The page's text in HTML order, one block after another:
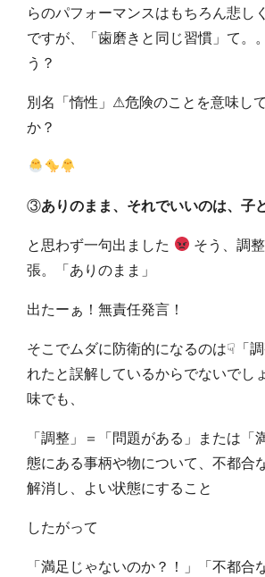
らのパフォーマンスはもちろん悲し
ですが、「歯磨きと同じ習慣」て。
う？
別名「惰性」⚠危険のことを意味し
か？
③ありのまま、それでいいのは、子
と思わず一句出ました
そう、調
張。「ありのまま」
出たーぁ！無責任発言！
そこでムダに防衛的になるのは☟「
れたと誤解しているからでないでし
味でも、
「調整」＝「問題がある」または「
態にある事柄や物について、不都合
解消し、よい状態にすること
したがって
「満足じゃないのか？！」「不都合